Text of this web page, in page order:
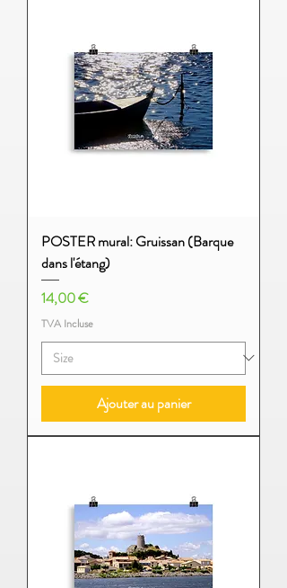
POSTER mural: Gruissan (Barque
dans l'étang)
Prix
14,00 €
TVA Incluse
Ajouter au panier